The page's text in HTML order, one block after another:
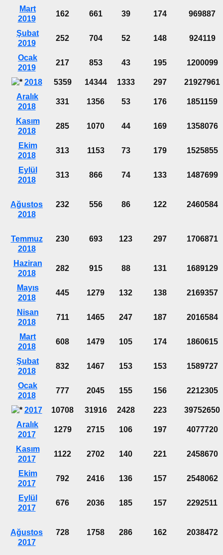
Mart
2019
162 661 39 174 969887
Şubat
2019
252 704 52 148 924119
Ocak
2019
217 853 43 195 1200099
2018 5359 14344 1333 297
21927961
Aralık
2018
331 1356 53 176 1851159
Kasım
2018
285 1070 44 169 1358076
Ekim
2018
313 1153 73 179 1525855
Eylül
2018
313 866 74 133 1487699
Ağustos
2018
232 556 86 122 2460584
Temmuz
2018
230 693 123 297 1706871
Haziran
2018
282 915 88 131 1689129
Mayıs
2018
445 1279 132 138 2169357
Nisan
2018
711 1465 247 187 2016584
Mart
2018
608 1479 105 174 1860615
Şubat
2018
832 1467 153 153 1589727
Ocak
2018
777 2045 155 156 2212305
2017 10708 31916 2428 223
39752650
Aralık
2017
1279 2715 106 197 4077720
Kasım
2017
1122 2702 140 221 2458670
Ekim
2017
792 2416 136 157 2548062
Eylül
2017
676 2036 185 157 2292511
Ağustos
2017
728 1758 286 162 2038472